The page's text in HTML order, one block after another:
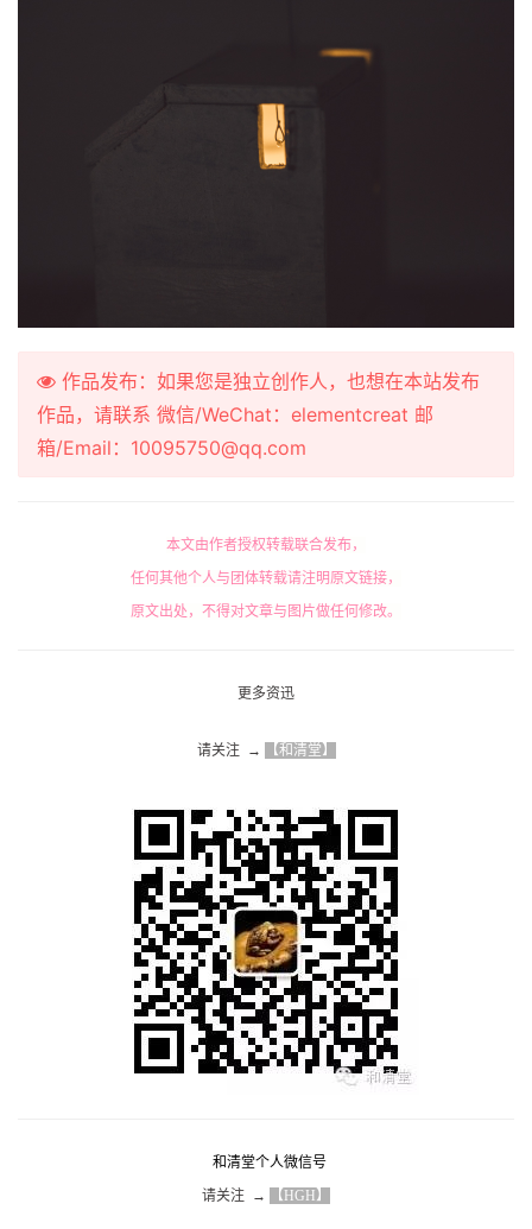
作品发布：如果您是独立创作人，也想在本站发布
作品，请联系 微信/WeChat：elementcreat 邮
箱/Email：10095750@qq.com
本文由作者授权转载联合发布，
任何其他个人与团体转载请注明原文链接，
原文出处，不得对文章与图片做任何修改。
更多资迅
请关注  → 【和清堂】
和清堂个人微信号
请关注  → 【HGH】